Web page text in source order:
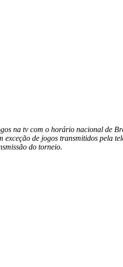
na tv com o horário nacional de
de jogos transmitidos pela
do torneio.